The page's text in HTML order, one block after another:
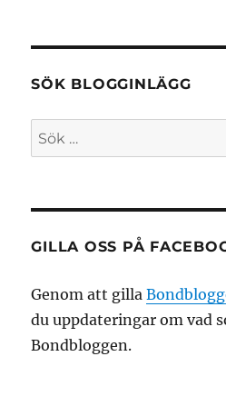
SÖK BLOGGINLÄGG
Sök
efter:
GILLA OSS PÅ
Genom att gilla
du uppdateringar om vad
Bondbloggen.